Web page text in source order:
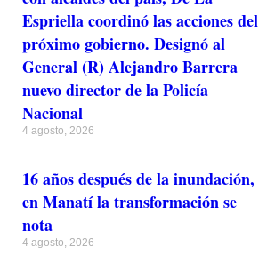
Espriella coordinó las acciones del
próximo gobierno. Designó al
General (R) Alejandro Barrera
nuevo director de la Policía
Nacional
4 agosto, 2026
16 años después de la inundación,
en Manatí la transformación se
nota
4 agosto, 2026